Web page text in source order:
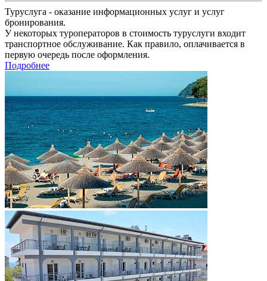
Туруслуга - оказание информационных услуг и услуг
бронирования.
У некоторых туроператоров в стоимость туруслуги входит
транспортное обслуживание. Как правило, оплачивается в
первую очередь после оформления.
Подробнее